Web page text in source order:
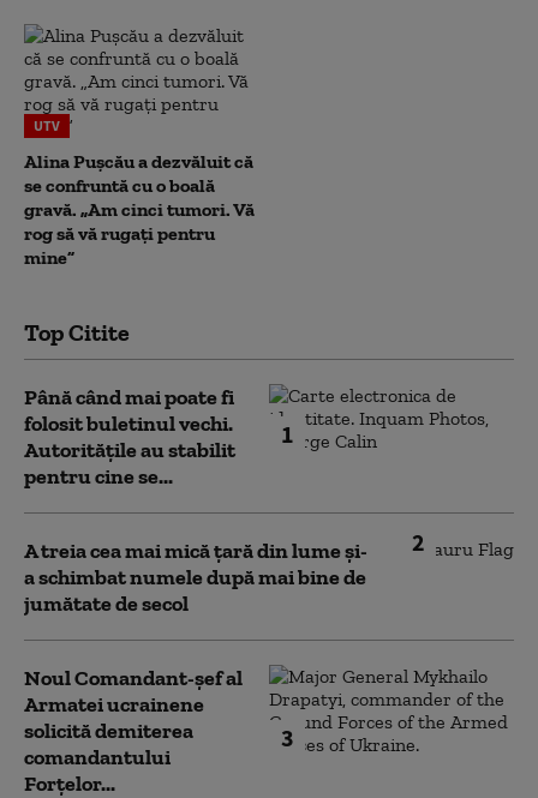
UTV
Alina Pușcău a dezvăluit că
se confruntă cu o boală
gravă. „Am cinci tumori. Vă
rog să vă rugați pentru
mine”
Top Citite
1
Până când mai poate fi
folosit buletinul vechi.
Autoritățile au stabilit
pentru cine se...
2
A treia cea mai mică țară din lume și-
a schimbat numele după mai bine de
jumătate de secol
3
Noul Comandant-șef al
Armatei ucrainene
solicită demiterea
comandantului
Forțelor...